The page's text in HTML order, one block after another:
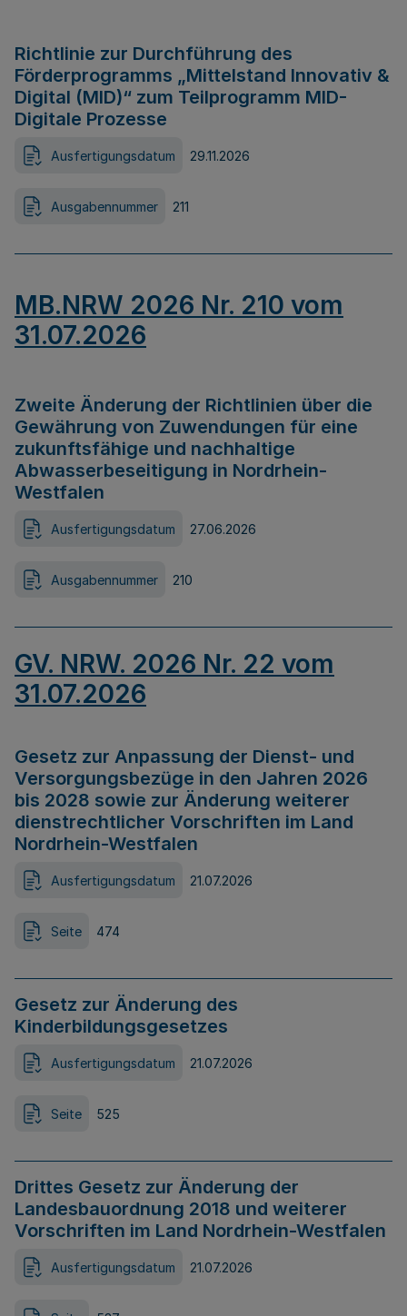
Richtlinie zur Durchführung des
Förderprogramms „Mittelstand Innovativ &
Digital (MID)“ zum Teilprogramm MID-
Digitale Prozesse
Ausfertigungsdatum 29.11.2026
Ausgabennummer 211
MB.NRW 2026 Nr. 210 vom
31.07.2026
Zweite Änderung der Richtlinien über die
Gewährung von Zuwendungen für eine
zukunftsfähige und nachhaltige
Abwasserbeseitigung in Nordrhein-
Westfalen
Ausfertigungsdatum 27.06.2026
Ausgabennummer 210
GV. NRW. 2026 Nr. 22 vom
31.07.2026
Gesetz zur Anpassung der Dienst- und
Versorgungsbezüge in den Jahren 2026
bis 2028 sowie zur Änderung weiterer
dienstrechtlicher Vorschriften im Land
Nordrhein-Westfalen
Ausfertigungsdatum 21.07.2026
Seite 474
Gesetz zur Änderung des
Kinderbildungsgesetzes
Ausfertigungsdatum 21.07.2026
Seite 525
Drittes Gesetz zur Änderung der
Landesbauordnung 2018 und weiterer
Vorschriften im Land Nordrhein-Westfalen
Ausfertigungsdatum 21.07.2026